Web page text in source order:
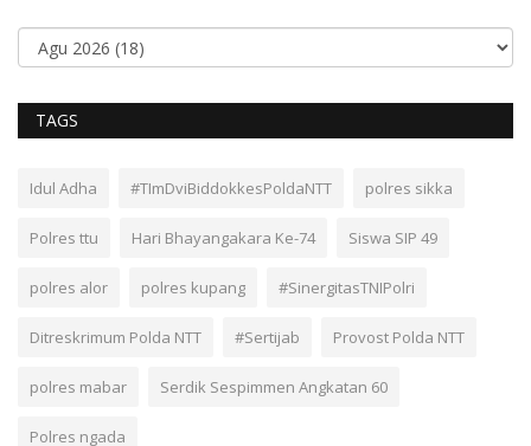
TAGS
Idul Adha #TImDviBiddokkesPoldaNTT polres sikka
Polres ttu Hari Bhayangakara Ke-74 Siswa SIP 49
polres alor polres kupang #SinergitasTNIPolri
Ditreskrimum Polda NTT #Sertijab Provost Polda NTT
polres mabar Serdik Sespimmen Angkatan 60
Polres ngada